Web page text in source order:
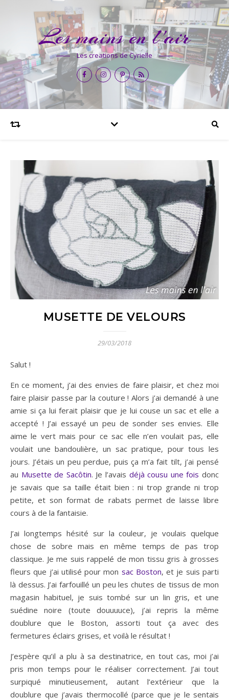
Les mains en l'air
Les creations de Cyrielle
MUSETTE DE VELOURS
29/03/2018
Salut !
En ce moment, j’ai des envies de faire plaisir, et chez moi
faire plaisir passe par la couture ! Alors j’ai demandé à une
amie si ça lui ferait plaisir que je lui couse un sac et elle a
accepté ! J’ai essayé un peu de sonder ses envies. Elle
aime le vert mais pour ce sac elle n’en voulait pas, elle
voulait une bandoulière, un sac pratique, pour tous les
jours. J’étais un peu perdue, puis ça m’a fait tilt, j’ai pensé
au Musette de Sacôtin. Je l’avais déjà cousu une fois donc
je savais que sa taille était bien : ni trop grande ni trop
petite, et son format de rabats permet de laisse libre
cours à de la fantaisie.
J’ai longtemps hésité sur la couleur, je voulais quelque
chose de sobre mais en même temps de pas trop
classique. Je me suis rappelé de mon tissu gris à grosses
fleurs que j’ai utilisé pour mon sac Boston, et je suis parti
là dessus. J’ai farfouillé un peu les chutes de tissus de mon
magasin habituel, je suis tombé sur un lin gris, et une
suédine noire (toute douuuuce), j’ai repris la même
doublure que le Boston, assorti tout ça avec des
fermetures éclairs grises, et voilà le résultat !
J’espère qu’il a plu à sa destinatrice, en tout cas, moi j’ai
pris mon temps pour le réaliser correctement. J’ai tout
surpiqué minutieusement, autant l’extérieur que la
doublure que j’avais thermocollé (parce que je le sentais